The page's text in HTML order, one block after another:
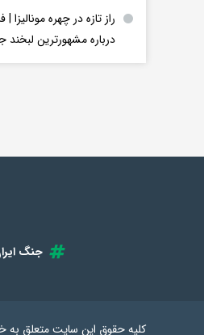
راز تازه در چهره
درباره مشهورترین لبخند
جنگ
کلیه حقوق این سایت متعلق به